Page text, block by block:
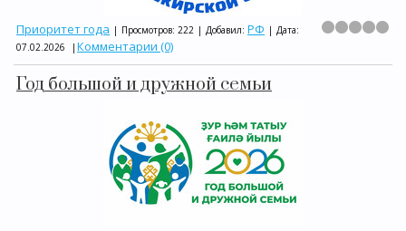
Приоритет года | Просмотров: 222 | Добавил: РФ | Дата:
07.02.2026
| Комментарии (0)
Год большой и дружной семьи